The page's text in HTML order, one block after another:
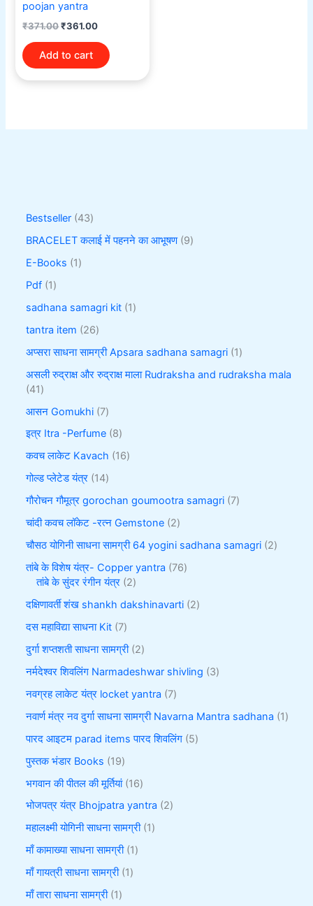
poojan yantra
₹371.00₹361.00
Add to cart
Bestseller 43
BRACELET कलाई में पहनने का आभूषण 9
E-Books 1
Pdf 1
sadhana samagri kit 1
tantra item 26
अप्सरा साधना सामग्री Apsara sadhana samagri 1
असली रुद्राक्ष और रुद्राक्ष माला Rudraksha and rudraksha mala
41
आसन Gomukhi 7
इत्र Itra -Perfume 8
कवच लाकेट Kavach 16
गोल्ड प्लेटेड यंत्र 14
गौरोचन गौमूत्र gorochan goumootra samagri 7
चांदी कवच लॉकेट -रत्न Gemstone 2
चौसठ योगिनी साधना सामग्री 64 yogini sadhana samagri 2
तांबे के विशेष यंत्र- Copper yantra 76
तांबे के सुंदर रंगीन यंत्र 2
दक्षिणावर्ती शंख shankh dakshinavarti 2
दस महाविद्या साधना Kit 7
दुर्गा शप्तशती साधना सामग्री 2
नर्मदेश्वर शिवलिंग Narmadeshwar shivling 3
नवग्रह लाकेट यंत्र locket yantra 7
नवार्ण मंत्र नव दुर्गा साधना सामग्री Navarna Mantra sadhana 1
पारद आइटम parad items पारद शिवलिंग 5
पुस्तक भंडार Books 19
भगवान की पीतल की मूर्तियां 16
भोजपत्र यंत्र Bhojpatra yantra 2
महालक्ष्मी योगिनी साधना सामग्री 1
माँ कामाख्या साधना सामग्री 1
माँ गायत्री साधना सामग्री 1
माँ तारा साधना सामग्री 1